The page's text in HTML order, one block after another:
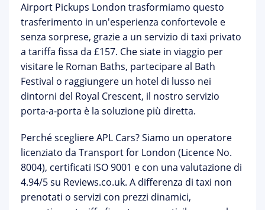
Airport Pickups London trasformiamo questo
trasferimento in un'esperienza confortevole e
senza sorprese, grazie a un servizio di taxi privato
a tariffa fissa da £157. Che siate in viaggio per
visitare le Roman Baths, partecipare al Bath
Festival o raggiungere un hotel di lusso nei
dintorni del Royal Crescent, il nostro servizio
porta-a-porta è la soluzione più diretta.
Perché scegliere APL Cars?Siamo un operatore
licenziato da Transport for London (Licence No.
8004), certificati ISO 9001 e con una valutazione di
4.94/5 su Reviews.co.uk. A differenza di taxi non
prenotati o servizi con prezzi dinamici,